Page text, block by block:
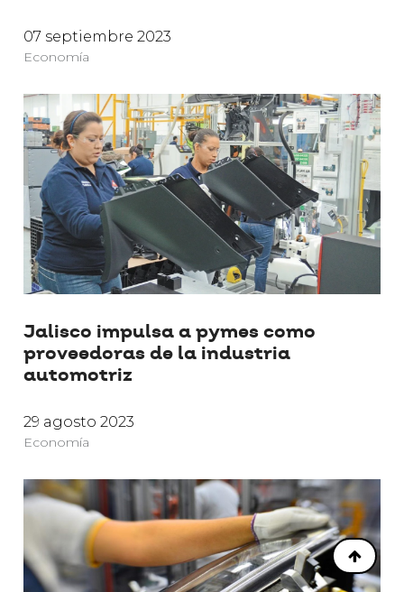
07 septiembre 2023
Economía
Jalisco impulsa a pymes como
proveedoras de la industria
automotriz
29 agosto 2023
Economía